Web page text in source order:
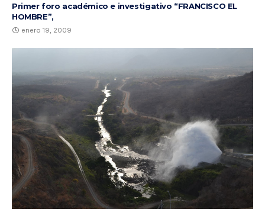
Primer foro académico e investigativo “FRANCISCO EL
HOMBRE”,
enero 19, 2009